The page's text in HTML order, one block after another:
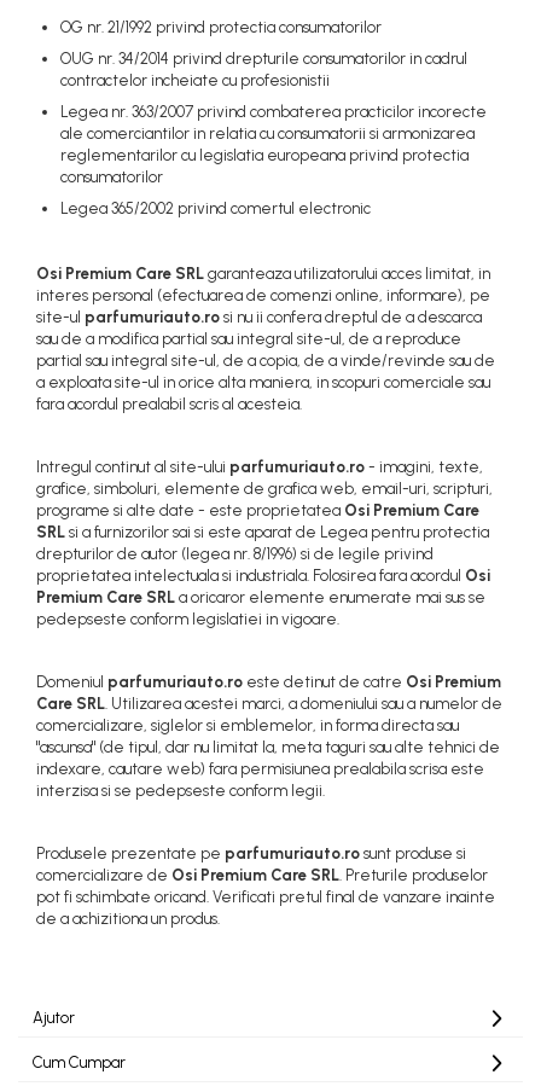
OG nr. 21/1992 privind protectia consumatorilor
OUG nr. 34/2014 privind drepturile consumatorilor in cadrul
contractelor incheiate cu profesionistii
Legea nr. 363/2007 privind combaterea practicilor incorecte
ale comerciantilor in relatia cu consumatorii si armonizarea
reglementarilor cu legislatia europeana privind protectia
consumatorilor
Legea 365/2002 privind comertul electronic
Osi Premium Care SRL garanteaza utilizatorului acces limitat, in
interes personal (efectuarea de comenzi online, informare), pe
site-ul parfumuriauto.ro si nu ii confera dreptul de a descarca
sau de a modifica partial sau integral site-ul, de a reproduce
partial sau integral site-ul, de a copia, de a vinde/revinde sau de
a exploata site-ul in orice alta maniera, in scopuri comerciale sau
fara acordul prealabil scris al acesteia.
Intregul continut al site-ului parfumuriauto.ro - imagini, texte,
grafice, simboluri, elemente de grafica web, email-uri, scripturi,
programe si alte date - este proprietatea Osi Premium Care
SRL si a furnizorilor sai si este aparat de Legea pentru protectia
drepturilor de autor (legea nr. 8/1996) si de legile privind
proprietatea intelectuala si industriala. Folosirea fara acordul Osi
Premium Care SRL a oricaror elemente enumerate mai sus se
pedepseste conform legislatiei in vigoare.
Domeniul parfumuriauto.ro este detinut de catre Osi Premium
Care SRL. Utilizarea acestei marci, a domeniului sau a numelor de
comercializare, siglelor si emblemelor, in forma directa sau
"ascunsa" (de tipul, dar nu limitat la, meta taguri sau alte tehnici de
indexare, cautare web) fara permisiunea prealabila scrisa este
interzisa si se pedepseste conform legii.
Produsele prezentate pe parfumuriauto.ro sunt produse si
comercializare de Osi Premium Care SRL. Preturile produselor
pot fi schimbate oricand. Verificati pretul final de vanzare inainte
de a achizitiona un produs.
Ajutor
Cum Cumpar